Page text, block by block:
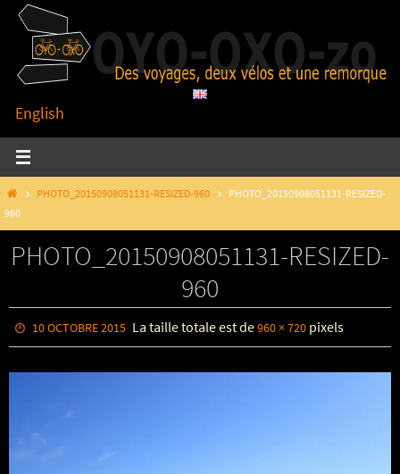
Passer
contenu
English
HOMEPHOTO_20150908051131-RESIZED-960
PHOTO_20150908051131-RESIZED-
960
PHOTO_20150908051131-RESIZED-
960
10 OCTOBRE 2015 La taille totale est de960 × 720 pixels